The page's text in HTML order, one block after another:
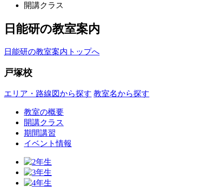
開講クラス
日能研の教室案内
日能研の教室案内トップへ
戸塚校
エリア・路線図から探す 教室名から探す
教室の概要
開講クラス
期間講習
イベント情報